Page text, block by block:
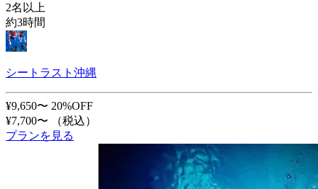
2名以上
約3時間
シートラスト沖縄
¥9,650〜 20%OFF
¥7,700〜
（税込）
プランを見る